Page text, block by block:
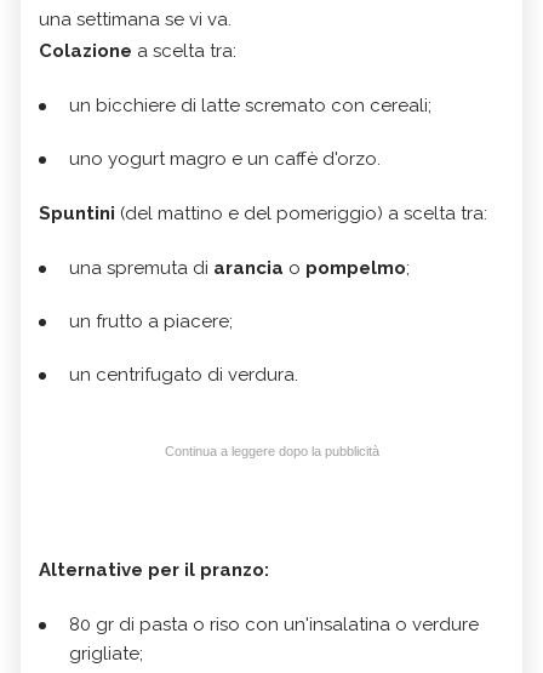
una settimana se vi va.
Colazione a scelta tra:
un bicchiere di latte scremato con cereali;
uno yogurt magro e un caffè d'orzo.
Spuntini (del mattino e del pomeriggio) a scelta tra:
una spremuta di arancia o pompelmo;
un frutto a piacere;
un centrifugato di verdura.
Continua a leggere dopo la pubblicità
Alternative per il pranzo:
80 gr di pasta o riso con un'insalatina o verdure
grigliate;